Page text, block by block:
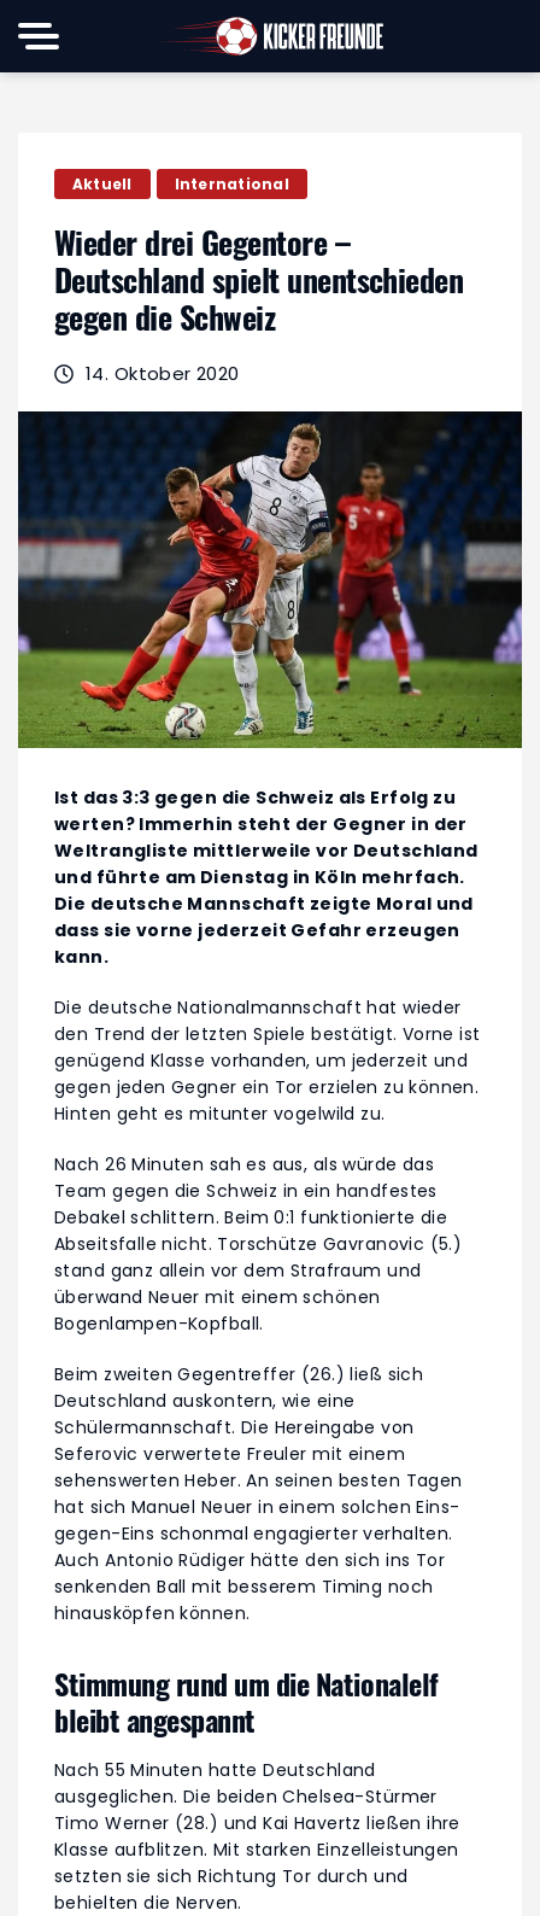
Aktuell International
Wieder drei Gegentore –
Deutschland spielt unentschieden
gegen die Schweiz
14. Oktober 2020
Ist das 3:3 gegen die Schweiz als Erfolg zu
werten? Immerhin steht der Gegner in der
Weltrangliste mittlerweile vor Deutschland
und führte am Dienstag in Köln mehrfach.
Die deutsche Mannschaft zeigte Moral und
dass sie vorne jederzeit Gefahr erzeugen
kann.
Die deutsche Nationalmannschaft hat wieder
den Trend der letzten Spiele bestätigt. Vorne ist
genügend Klasse vorhanden, um jederzeit und
gegen jeden Gegner ein Tor erzielen zu können.
Hinten geht es mitunter vogelwild zu.
Nach 26 Minuten sah es aus, als würde das
Team gegen die Schweiz in ein handfestes
Debakel schlittern. Beim 0:1 funktionierte die
Abseitsfalle nicht. Torschütze Gavranovic (5.)
stand ganz allein vor dem Strafraum und
überwand Neuer mit einem schönen
Bogenlampen-Kopfball.
Beim zweiten Gegentreffer (26.) ließ sich
Deutschland auskontern, wie eine
Schülermannschaft. Die Hereingabe von
Seferovic verwertete Freuler mit einem
sehenswerten Heber. An seinen besten Tagen
hat sich Manuel Neuer in einem solchen Eins-
gegen-Eins schonmal engagierter verhalten.
Auch Antonio Rüdiger hätte den sich ins Tor
senkenden Ball mit besserem Timing noch
hinausköpfen können.
Stimmung rund um die Nationalelf
bleibt angespannt
Nach 55 Minuten hatte Deutschland
ausgeglichen. Die beiden Chelsea-Stürmer
Timo Werner (28.) und Kai Havertz ließen ihre
Klasse aufblitzen. Mit starken Einzelleistungen
setzten sie sich Richtung Tor durch und
behielten die Nerven.